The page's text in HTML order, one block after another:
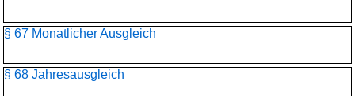
§ 67 Monatlicher Ausgleich
§ 68 Jahresausgleich